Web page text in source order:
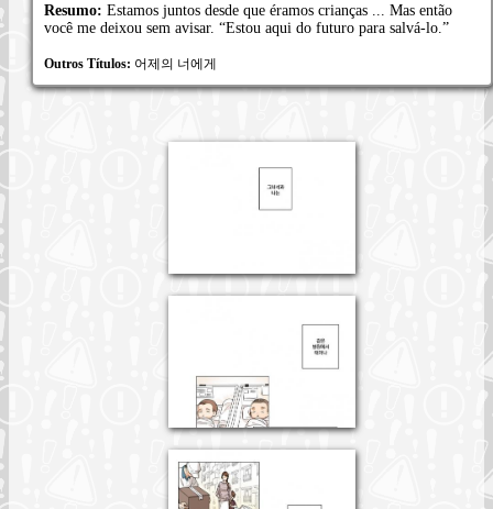
Resumo: Estamos juntos desde que éramos crianças ... Mas então
você me deixou sem avisar. “Estou aqui do futuro para salvá-lo.”
Outros Títulos: 어제의 너에게